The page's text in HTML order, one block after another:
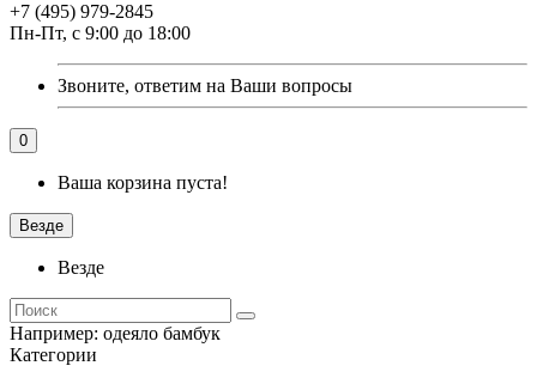
+7 (495) 979-2845
Пн-Пт, с 9:00 до 18:00
Звоните, ответим на Ваши вопросы
0
Ваша корзина пуста!
Везде
Везде
Например: одеяло бамбук
Категории